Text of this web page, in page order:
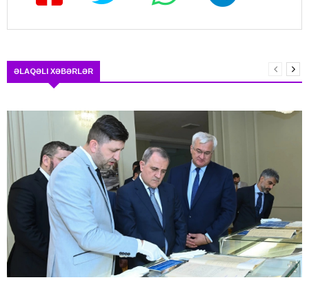
ƏLAQƏLI XƏBƏRLƏR